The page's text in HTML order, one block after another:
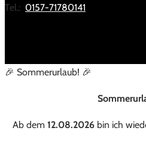
Tel.: 0157-71780141
🎉 Sommerurlaub! 🎉
Ab dem 12.08.2026bin ich